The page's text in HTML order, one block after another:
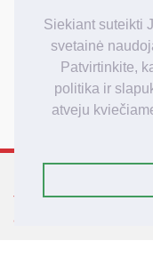
Siekiant suteikti
svetainė
Patvirtinkite,
politika ir
atveju
Prisijungti/ Registruotis
Kaip užsakyti
Užsakymo
Užsakymo
Tarptautinis reklamos
agenturos Lpromo